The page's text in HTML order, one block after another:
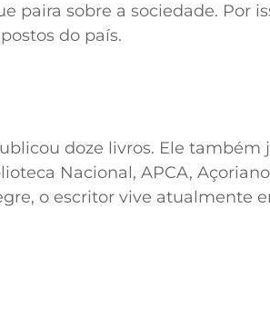
paira sobre a sociedade. Por
do país.
doze livros. Ele também
Nacional, APCA,
o escritor vive atualmente